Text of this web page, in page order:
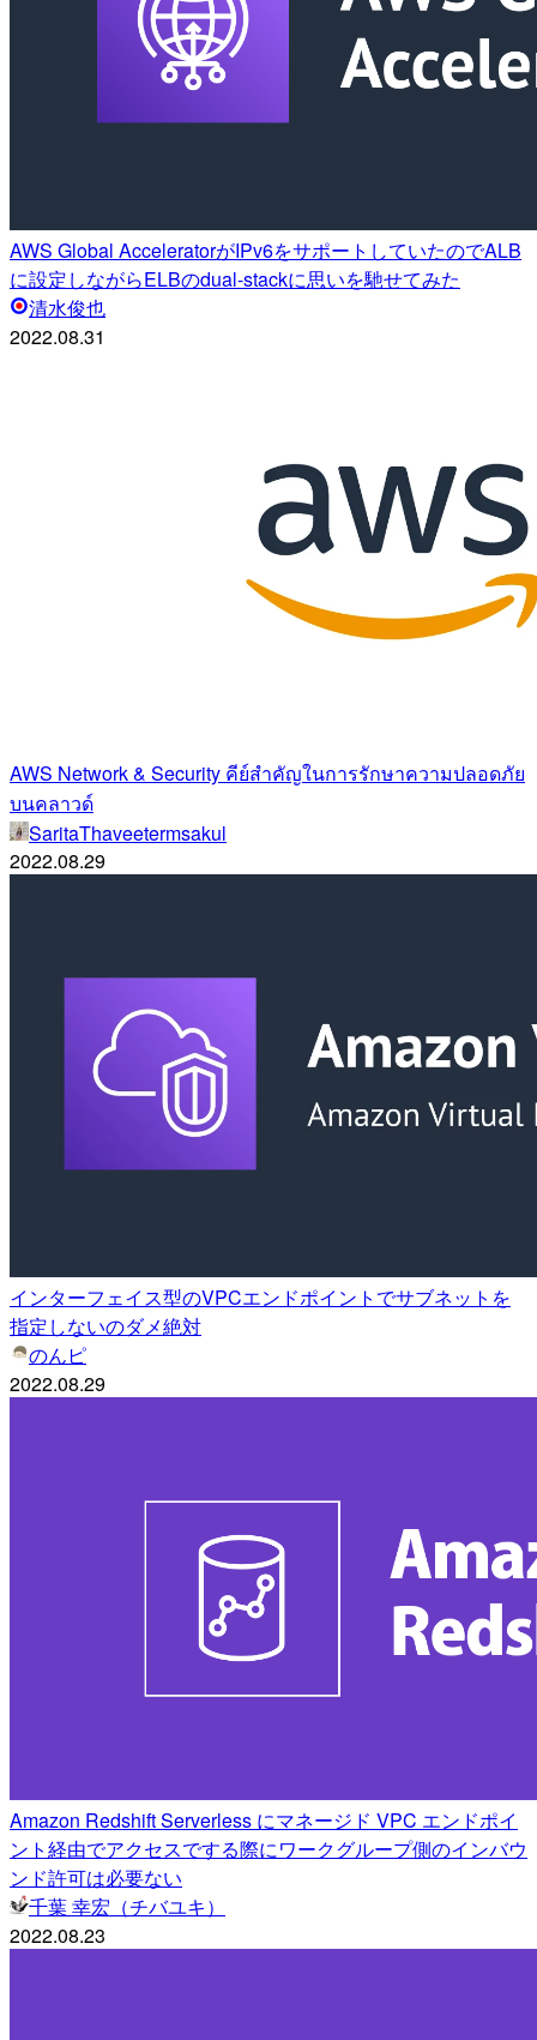
AWS Global AcceleratorがIPv6をサポートしていたのでALB
に設定しながらELBのdual-stackに思いを馳せてみた
清水俊也
2022.08.31
AWS Network & Security คีย์สำคัญในการรักษาความปลอดภัย
บนคลาวด์
SaritaThaveetermsakul
2022.08.29
インターフェイス型のVPCエンドポイントでサブネットを
指定しないのダメ絶対
のんピ
2022.08.29
Amazon Redshift Serverless にマネージド VPC エンドポイ
ント経由でアクセスでする際にワークグループ側のインバウ
ンド許可は必要ない
千葉 幸宏（チバユキ）
2022.08.23